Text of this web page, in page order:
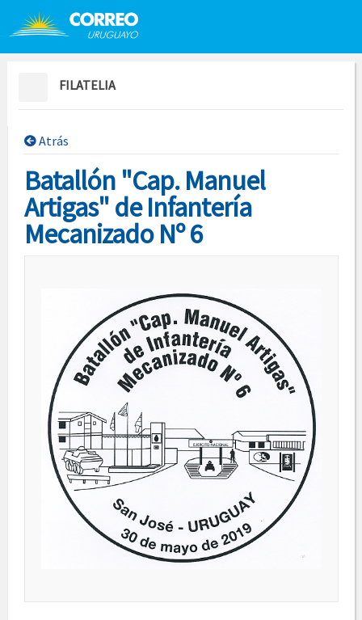
Saltar al contenido
FILATELIA
Atrás
Batallón "Cap. Manuel
Artigas" de Infantería
Mecanizado Nº 6